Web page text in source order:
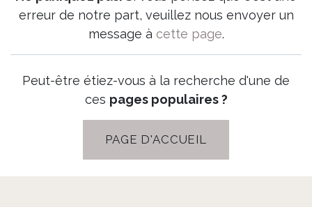
erreur de notre part, veuillez nous envoyer un
message à cette page.
Peut-être étiez-vous à la recherche d'une de
ces pages populaires ?
PAGE D'ACCUEIL